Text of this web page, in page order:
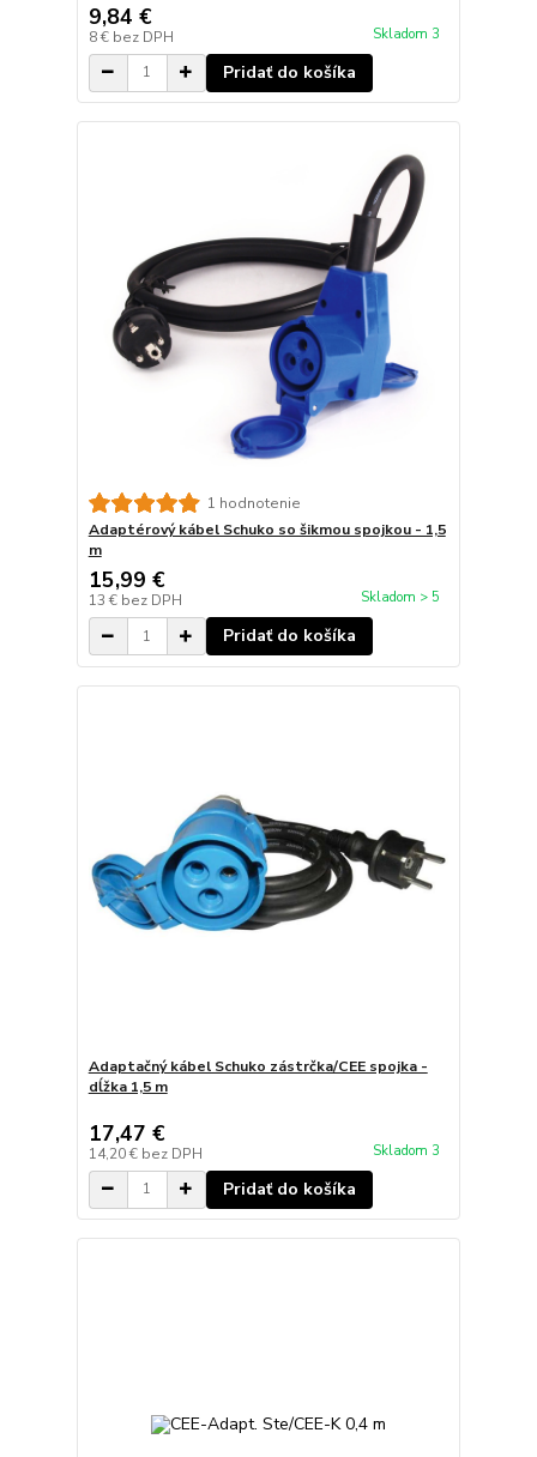
9,84 €
8 € bez DPH Skladom 3
Pridať do košíka
1 hodnotenie
Adaptérový kábel Schuko so šikmou spojkou - 1,5
m
15,99 €
13 € bez DPH Skladom > 5
Pridať do košíka
Adaptačný kábel Schuko zástrčka/CEE spojka -
dĺžka 1,5 m
17,47 €
14,20 € bez DPH Skladom 3
Pridať do košíka